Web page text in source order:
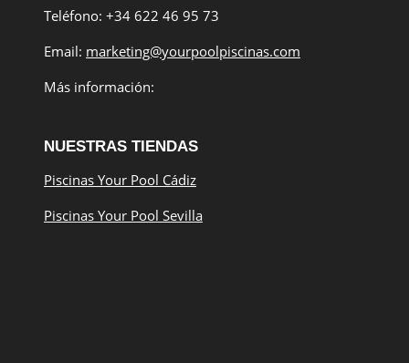
Teléfono: +34 622 46 95 73
Email: marketing@yourpoolpiscinas.com
Más información:
NUESTRAS TIENDAS
Piscinas Your Pool Cádiz
Piscinas Your Pool Sevilla